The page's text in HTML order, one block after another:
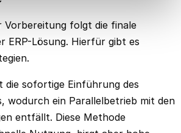
Vorbereitung folgt die finale
ERP-Lösung. Hierfür gibt es
die sofortige Einführung des
wodurch ein Parallelbetrieb mit den
entfällt. Diese Methode